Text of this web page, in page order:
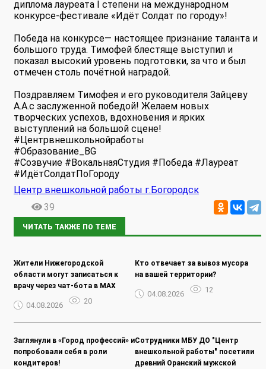
диплома лауреата I степени на международном
конкурсе-фестивале «Идёт Солдат по городу»!
Победа на конкурсе— настоящее признание таланта и
большого труда. Тимофей блестяще выступил и
показал высокий уровень подготовки, за что и был
отмечен столь почётной наградой.
Поздравляем Тимофея и его руководителя Зайцеву
А.А.с заслуженной победой! Желаем новых
творческих успехов, вдохновения и ярких
выступлений на большой сцене!
#Центрвнешкольнойработы
#Образование_BG
#Созвучие #ВокальнаяСтудия #Победа #Лауреат
#ИдётСолдатПоГороду
Центр внешкольной работы г.Богородск
39
ЧИТАТЬ ТАКЖЕ ПО ТЕМЕ
Жители Нижегородской
области могут записаться к
врачу через чат-бота в MAX
04.08.2026 20
Кто отвечает за вывоз мусора
на вашей территории?
04.08.2026 12
Заглянули в «Город профессий» и
попробовали себя в роли
кондитеров!
Сотрудники МБУ ДО "Центр
внешкольной работы" посетили
древний Оранский мужской